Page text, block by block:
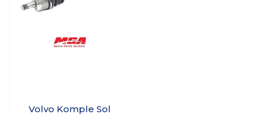
Volvo Komple Sol